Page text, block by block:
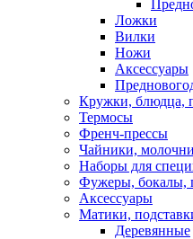
Ложки
Вилки
Ножи
Аксессуары
Кружки, блюдца,
Термосы
Френч-прессы
Чайники,
Наборы для
Фужеры, бокалы,
Аксессуары
Матики,
Деревянные